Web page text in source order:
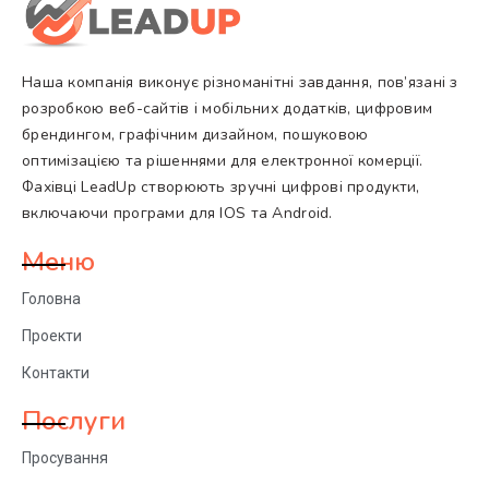
Наша компанія виконує різноманітні завдання, пов’язані з
розробкою веб-сайтів і мобільних додатків, цифровим
брендингом, графічним дизайном, пошуковою
оптимізацією та рішеннями для електронної комерції.
Фахівці LeadUp створюють зручні цифрові продукти,
включаючи програми для IOS та Android.
Меню
Головна
Проекти
Контакти
Послуги
Просування